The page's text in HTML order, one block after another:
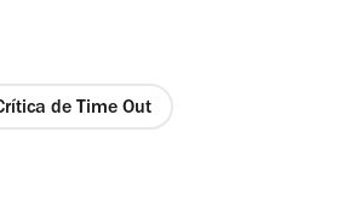
de Time Out